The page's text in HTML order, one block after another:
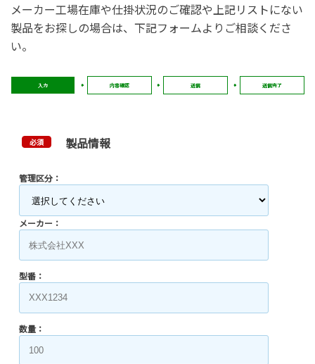
メーカー工場在庫や仕掛状況のご確認や上記リストにない
製品をお探しの場合は、下記フォームよりご相談くださ
い。
入力 内容確認 送信 送信完了
必須 製品情報
管理区分：
メーカー：
型番：
数量：